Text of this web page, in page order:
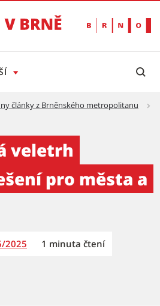
články z Brněnského metropolitanu
veletrh
pro města a
2025 1 minuta čtení